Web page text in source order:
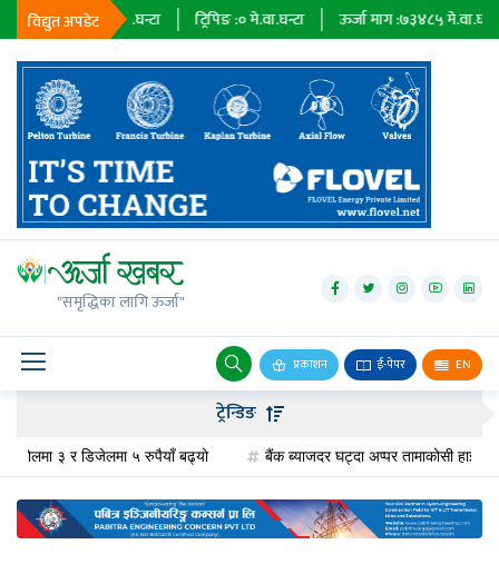
विद्युत अपडेट
मे.वा.घन्टा ट्रिपिङ : मे.वा.घन्टा ऊर्जा माग : ७३४८५मे.वा.घन्टा
"समृद्धिका लागि ऊर्जा"
प्रकाशन ई-पेपर EN
जलविद्युत्
सोलार
वायु
बायोग्यास
पेट्रोलियम
अन्तर्राष्ट्रिय
ट्रेन्डिङ
३ र डिजेलमा ५ रुपैयाँ बढ्यो बैंक ब्याजदर घट्दा अप्पर तामाकोसी